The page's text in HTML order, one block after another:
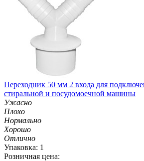
Переходник 50 мм 2 входа для
стиральной и посудомоечной машины
Ужасно
Плохо
Нормально
Хорошо
Отлично
Упаковка: 1
Розничная цена: